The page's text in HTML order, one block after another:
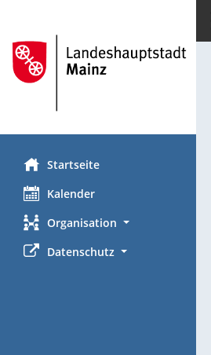
Startseite
Kalender
Organisation
Datenschutz